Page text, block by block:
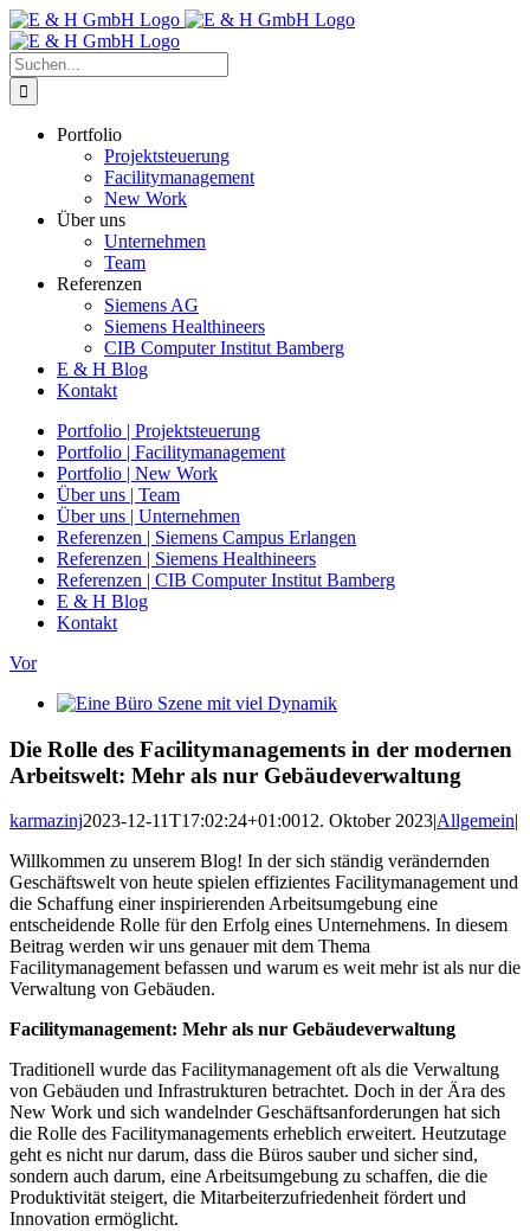
Zum
Inhalt
springen
Suche
nach:
Portfolio
Projektsteuerung
Facilitymanagement
New Work
Über uns
Unternehmen
Team
Referenzen
Siemens AG
Siemens Healthineers
CIB Computer Institut Bamberg
E & H Blog
Kontakt
Portfolio | Projektsteuerung
Portfolio | Facilitymanagement
Portfolio | New Work
Über uns | Team
Über uns | Unternehmen
Referenzen | Siemens Campus Erlangen
Referenzen | Siemens Healthineers
Referenzen | CIB Computer Institut Bamberg
E & H Blog
Kontakt
Vor
Zeige
Bild
Die Rolle des Facilitymanagements in der modernen
Arbeitswelt: Mehr als nur Gebäudeverwaltung
karmazinj2023-12-11T17:02:24+01:0012. Oktober 2023|Allgemein|
Willkommen zu unserem Blog! In der sich ständig verändernden
Geschäftswelt von heute spielen effizientes Facilitymanagement und
die Schaffung einer inspirierenden Arbeitsumgebung eine
entscheidende Rolle für den Erfolg eines Unternehmens. In diesem
Beitrag werden wir uns genauer mit dem Thema
Facilitymanagement befassen und warum es weit mehr ist als nur die
Verwaltung von Gebäuden.
Facilitymanagement: Mehr als nur Gebäudeverwaltung
Traditionell wurde das Facilitymanagement oft als die Verwaltung
von Gebäuden und Infrastrukturen betrachtet. Doch in der Ära des
New Work und sich wandelnder Geschäftsanforderungen hat sich
die Rolle des Facilitymanagements erheblich erweitert. Heutzutage
geht es nicht nur darum, dass die Büros sauber und sicher sind,
sondern auch darum, eine Arbeitsumgebung zu schaffen, die die
Produktivität steigert, die Mitarbeiterzufriedenheit fördert und
Innovation ermöglicht.